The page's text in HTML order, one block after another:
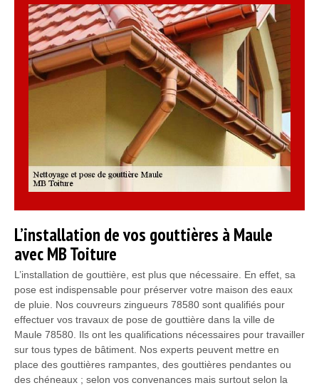
L’installation de vos gouttières à Maule
avec MB Toiture
L’installation de gouttière, est plus que nécessaire. En effet, sa
pose est indispensable pour préserver votre maison des eaux
de pluie. Nos couvreurs zingueurs 78580 sont qualifiés pour
effectuer vos travaux de pose de gouttière dans la ville de
Maule 78580. Ils ont les qualifications nécessaires pour travailler
sur tous types de bâtiment. Nos experts peuvent mettre en
place des gouttières rampantes, des gouttières pendantes ou
des chéneaux ; selon vos convenances mais surtout selon la